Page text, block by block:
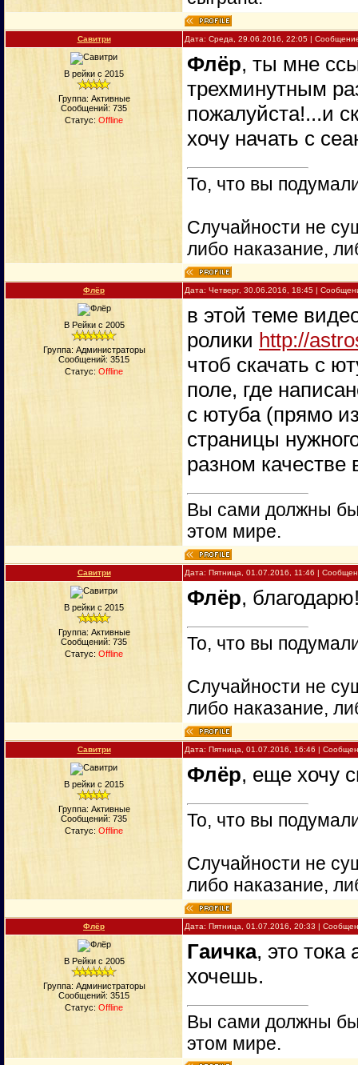
Савитри Дата: Среда, 29.06.2016, 22:05 |
В рейки с 2015
Группа: Активные
Сообщений: 735
Статус: Offline
Флёр, ты мне
трехминутным
пожалуйста!...и
хочу начать с
То, что вы
Случайности не
либо наказание,
Флёр Дата: Четверг, 30.06.2016, 18:45 |
В Рейки с 2005
Группа: Администраторы
Сообщений: 3515
Статус: Offline
в этой теме
ролики http://
чтоб скачать с
поле, где
с ютуба (прямо
страницы
разном качестве
Вы сами должны
этом мире.
Савитри Дата: Пятница, 01.07.2016, 11:46 |
В рейки с 2015
Группа: Активные
Сообщений: 735
Статус: Offline
Флёр,
То, что вы
Случайности не
либо наказание,
Савитри Дата: Пятница, 01.07.2016, 16:46 |
В рейки с 2015
Группа: Активные
Сообщений: 735
Статус: Offline
Флёр, еще хочу
То, что вы
Случайности не
либо наказание,
Флёр Дата: Пятница, 01.07.2016, 20:33 |
В Рейки с 2005
Группа: Администраторы
Сообщений: 3515
Статус: Offline
Гаичка, это
хочешь.
Вы сами должны
этом мире.